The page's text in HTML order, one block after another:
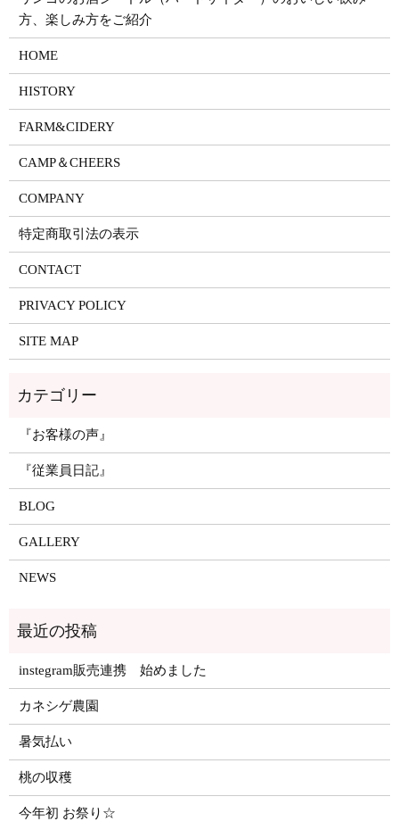
方、楽しみ方をご紹介
HOME
HISTORY
FARM&CIDERY
CAMP＆CHEERS
COMPANY
特定商取引法の表示
CONTACT
PRIVACY POLICY
SITE MAP
『お客様の声』
『従業員日記』
BLOG
GALLERY
NEWS
instegram販売連携 始めました
カネシゲ農園
暑気払い
桃の収穫
今年初 お祭り☆